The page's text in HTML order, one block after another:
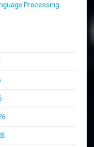
Processing